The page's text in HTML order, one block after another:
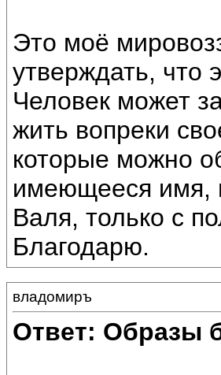
Это моё
утверждать, что
Человек может
жить вопреки
которые можно
имеющееся имя,
Валя, только с
Благодарю.
владомиръ
Ответ: Образы